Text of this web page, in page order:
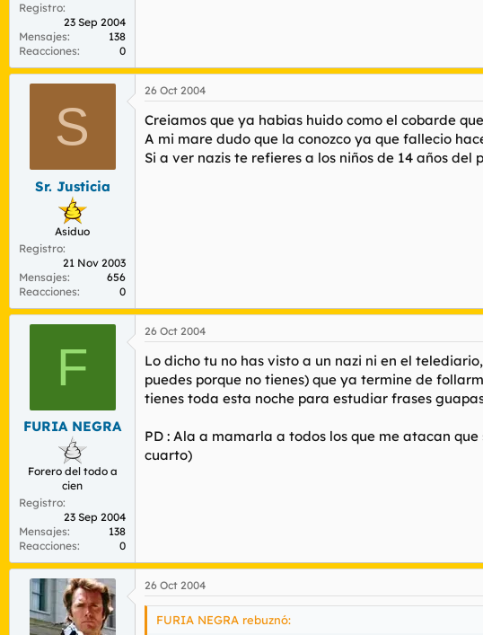
Registro
23 Sep 2004
Mensajes
138
Reacciones
0
S
Sr. Justicia
Asiduo
Registro
21 Nov 2003
Mensajes
656
Reacciones
0
26 Oct 2004
Creiamos que ya habias huido como el cobarde
A mi mare dudo que la conozco ya que fallecio
Si a ver nazis te refieres a los niños de 14 años
F
FURIA NEGRA
Forero del todo a
cien
Registro
23 Sep 2004
Mensajes
138
Reacciones
0
26 Oct 2004
Lo dicho tu no has visto a un nazi ni en el
puedes porque no tienes) que ya termine de
tienes toda esta noche para estudiar frases
PD : Ala a mamarla a todos los que me atacan
cuarto)
26 Oct 2004
FURIA NEGRA rebuznó: